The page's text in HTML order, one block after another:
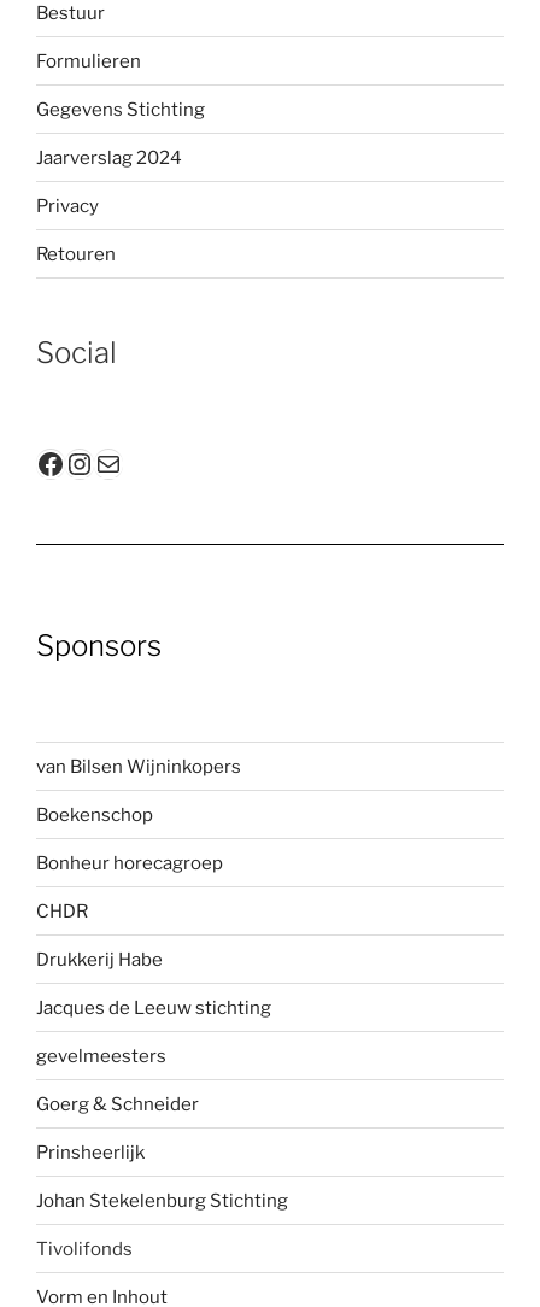
Bestuur
Formulieren
Gegevens Stichting
Jaarverslag 2024
Privacy
Retouren
Social
Facebook
Instagram
E-mail
Sponsors
van Bilsen Wijninkopers
Boekenschop
Bonheur horecagroep
CHDR
Drukkerij Habe
Jacques de Leeuw stichting
gevelmeesters
Goerg & Schneider
Prinsheerlijk
Johan Stekelenburg Stichting
Tivolifonds
Vorm en Inhout